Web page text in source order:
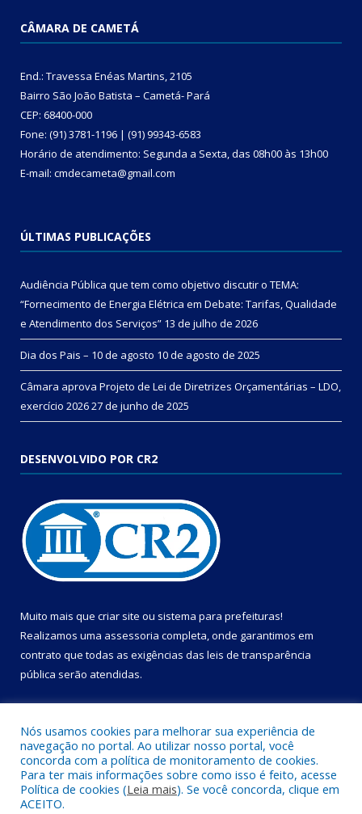
CÂMARA DE CAMETÁ
End.: Travessa Enéas Martins, 2105
Bairro São João Batista – Cametá- Pará
CEP: 68400-000
Fone: (91) 3781-1196 | (91) 99343-6583
Horário de atendimento: Segunda a Sexta, das 08h00 às 13h00
E-mail: cmdecameta@gmail.com
ÚLTIMAS PUBLICAÇÕES
Audiência Pública que tem como objetivo discutir o TEMA:
“Fornecimento de Energia Elétrica em Debate: Tarifas, Qualidade
e Atendimento dos Serviços” 13 de julho de 2026
Dia dos Pais – 10 de agosto 10 de agosto de 2025
Câmara aprova Projeto de Lei de Diretrizes Orçamentárias – LDO,
exercício 202627 de junho de 2025
DESENVOLVIDO POR CR2
Muito mais que criar site ou sistema para prefeituras!
Realizamos uma assessoria completa, onde garantimos em
contrato que todas as exigências das leis de transparência
pública serão atendidas.
Todos os direitos reservados a Câmara Municipal de Cametá.
Nós usamos cookies para melhorar sua experiência de
navegação no portal. Ao utilizar nosso portal, você
concorda com a política de monitoramento de cookies.
Para ter mais informações sobre como isso é feito, acesse
Política de cookies (Leia mais). Se você concorda, clique em
ACEITO.